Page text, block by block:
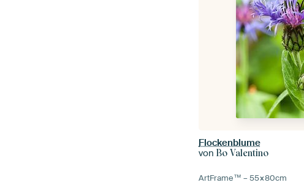
Flockenblume
vonBo Valentino
ArtFrame™ –55×80cm